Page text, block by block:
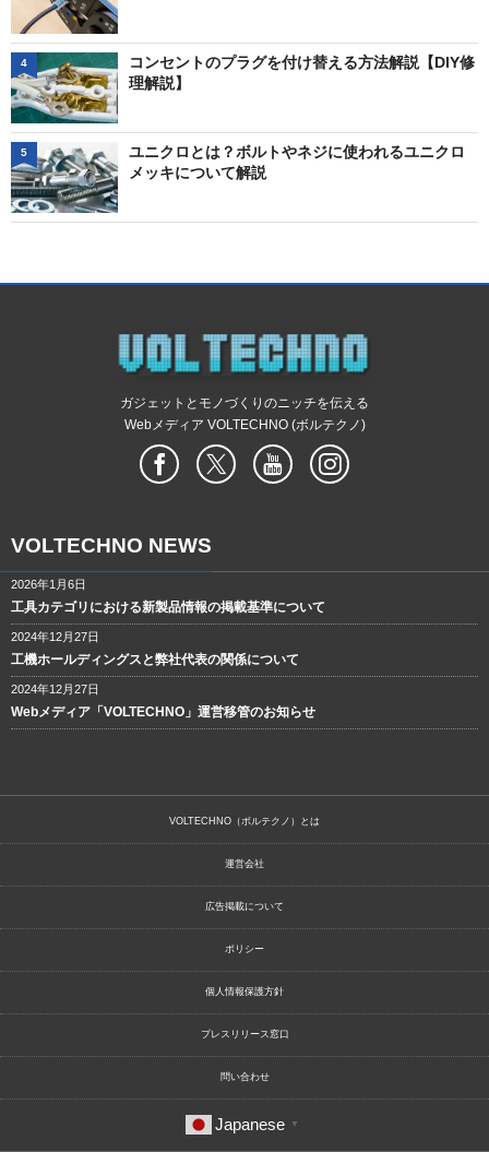
コンセントのプラグを付け替える方法解説【DIY修
理解説】
4
ユニクロとは？ボルトやネジに使われるユニクロ
メッキについて解説
5
ガジェットとモノづくりのニッチを伝える
Webメディア VOLTECHNO (ボルテクノ)
VOLTECHNO NEWS
2026年1月6日
工具カテゴリにおける新製品情報の掲載基準について
2024年12月27日
工機ホールディングスと弊社代表の関係について
2024年12月27日
Webメディア「VOLTECHNO」運営移管のお知らせ
VOLTECHNO（ボルテクノ）とは
運営会社
広告掲載について
ポリシー
個人情報保護方針
プレスリリース窓口
問い合わせ
Japanese ▼